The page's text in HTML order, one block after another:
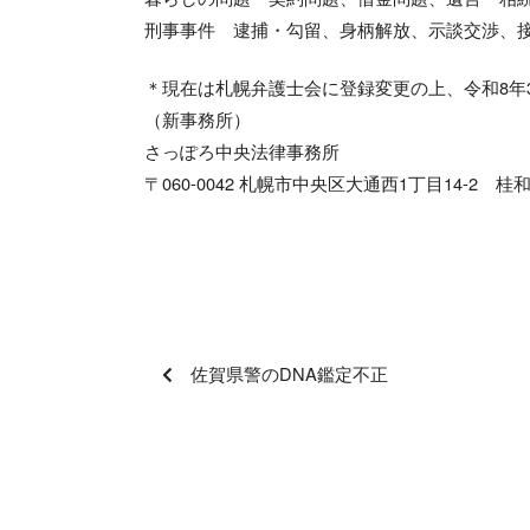
刑事事件 逮捕・勾留、身柄解放、示談交渉、
＊現在は札幌弁護士会に登録変更の上、令和8
（新事務所）
さっぽろ中央法律事務所
〒060-0042 札幌市中央区大通西1丁目14-2 桂
佐賀県警のDNA鑑定不正